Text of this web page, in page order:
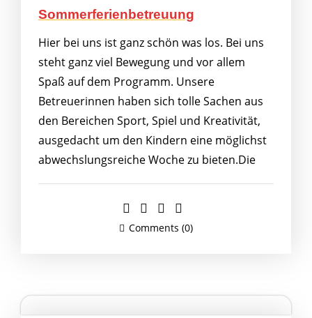
Sommerferienbetreuung
Hier bei uns ist ganz schön was los. Bei uns
steht ganz viel Bewegung und vor allem
Spaß auf dem Programm. Unsere
Betreuerinnen haben sich tolle Sachen aus
den Bereichen Sport, Spiel und Kreativität,
ausgedacht um den Kindern eine möglichst
abwechslungsreiche Woche zu bieten.Die
Comments (0)